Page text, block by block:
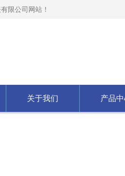
限公司网站！
关于我们 产品